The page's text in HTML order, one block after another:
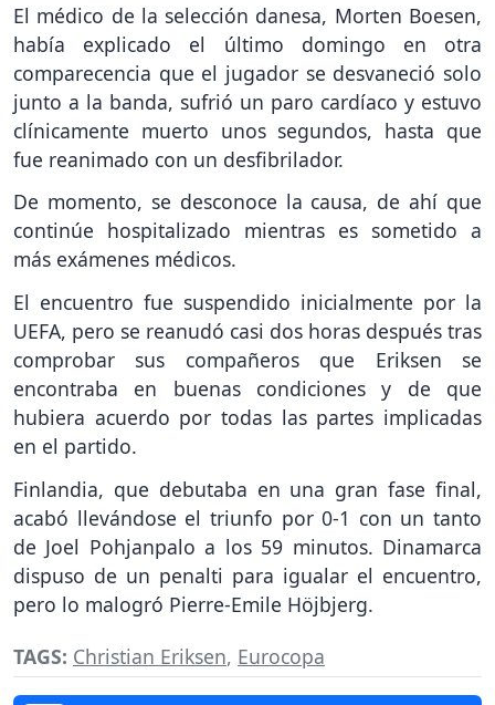
El médico de la selección danesa, Morten Boesen,
había explicado el último domingo en otra
comparecencia que el jugador se desvaneció solo
junto a la banda, sufrió un paro cardíaco y estuvo
clínicamente muerto unos segundos, hasta que
fue reanimado con un desfibrilador.
De momento, se desconoce la causa, de ahí que
continúe hospitalizado mientras es sometido a
más exámenes médicos.
El encuentro fue suspendido inicialmente por la
UEFA, pero se reanudó casi dos horas después tras
comprobar sus compañeros que Eriksen se
encontraba en buenas condiciones y de que
hubiera acuerdo por todas las partes implicadas
en el partido.
Finlandia, que debutaba en una gran fase final,
acabó llevándose el triunfo por 0-1 con un tanto
de Joel Pohjanpalo a los 59 minutos. Dinamarca
dispuso de un penalti para igualar el encuentro,
pero lo malogró Pierre-Emile Höjbjerg.
TAGS: Christian Eriksen, Eurocopa